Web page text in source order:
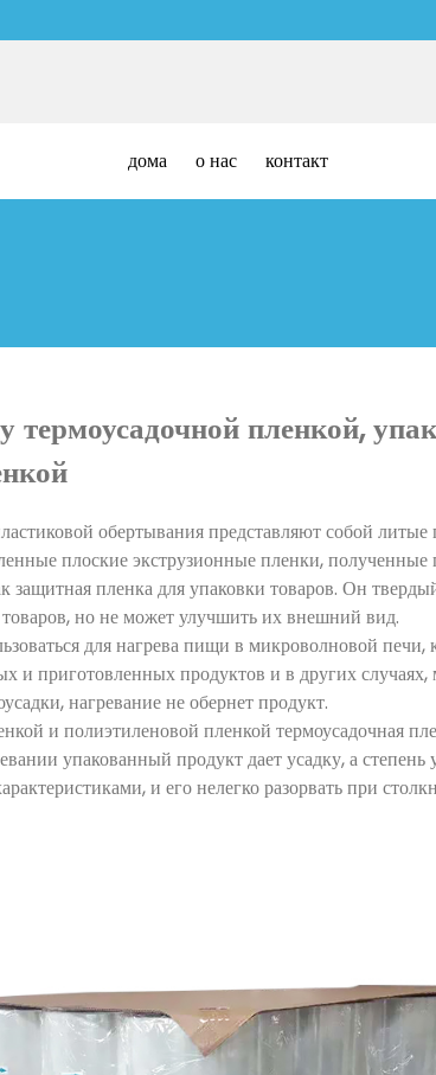
дома о нас контакт
термоусадочной пленкой,
обертывания представляют собой
плоские экструзионные пленки, полученные
защитная пленка для упаковки товаров. Он
но не может улучшить их внешний вид.
для нагрева пищи в микроволновой печи,
и приготовленных продуктов и в других случаях,
нагревание не обернет продукт.
и полиэтиленовой пленкой термоусадочная
упакованный продукт дает усадку, а степень
и его нелегко разорвать при